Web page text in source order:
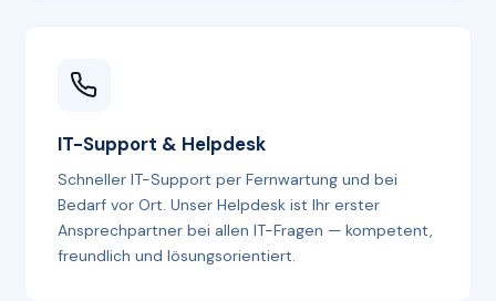
IT-Support & Helpdesk
Schneller IT-Support per Fernwartung und bei
Bedarf vor Ort. Unser Helpdesk ist Ihr erster
Ansprechpartner bei allen IT-Fragen — kompetent,
freundlich und lösungsorientiert.